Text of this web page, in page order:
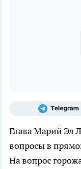
Глава Марий Эл
вопросы в
На вопрос